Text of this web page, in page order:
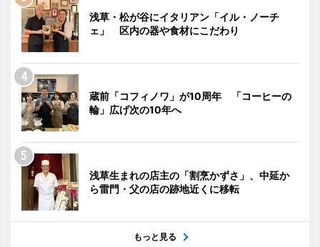
浅草・松が谷にイタリアン「イル・ノーチ
ェ」 区内の器や食材にこだわり
蔵前「コフィノワ」が10周年 「コーヒーの
輪」広げ次の10年へ
浅草生まれの店主の「割烹かずさ」、中延か
ら雷門・父の店の跡地近くに移転
もっと見る